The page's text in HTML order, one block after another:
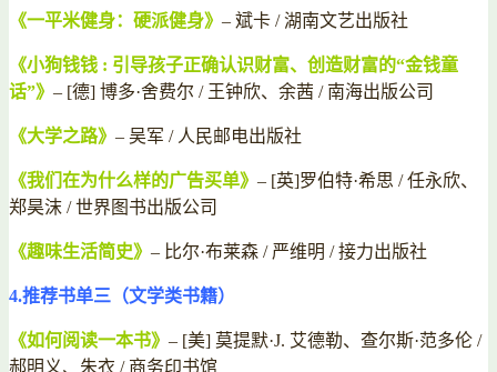
《一平米健身：硬派健身》 – 斌卡 / 湖南文艺出版社
《小狗钱钱 : 引导孩子正确认识财富、创造财富的“金钱童
话”》 – [德] 博多·舍费尔 / 王钟欣、余茜 / 南海出版公司
《大学之路》 – 吴军 / 人民邮电出版社
《我们在为什么样的广告买单》 – [英]罗伯特·希思 / 任永欣、
郑昊沫 / 世界图书出版公司
《趣味生活简史》 – 比尔·布莱森 / 严维明 / 接力出版社
4.推荐书单三（文学类书籍）
《如何阅读一本书》 – [美] 莫提默·J. 艾德勒、查尔斯·范多伦 /
郝明义、朱衣 / 商务印书馆